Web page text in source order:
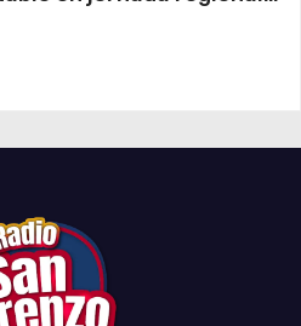
Altiplano y ANDESS